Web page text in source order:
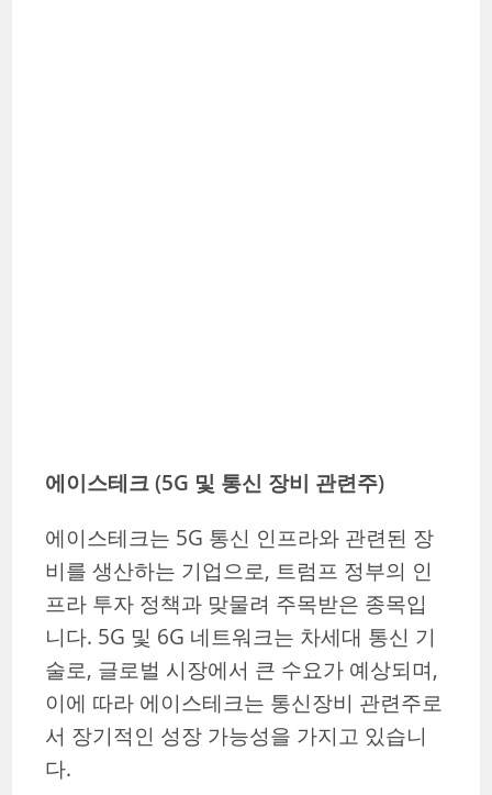
에이스테크 (5G 및 통신 장비 관련주)
에이스테크는 5G 통신 인프라와 관련된 장
비를 생산하는 기업으로, 트럼프 정부의 인
프라 투자 정책과 맞물려 주목받은 종목입
니다. 5G 및 6G 네트워크는 차세대 통신 기
술로, 글로벌 시장에서 큰 수요가 예상되며,
이에 따라 에이스테크는 통신장비 관련주로
서 장기적인 성장 가능성을 가지고 있습니
다.